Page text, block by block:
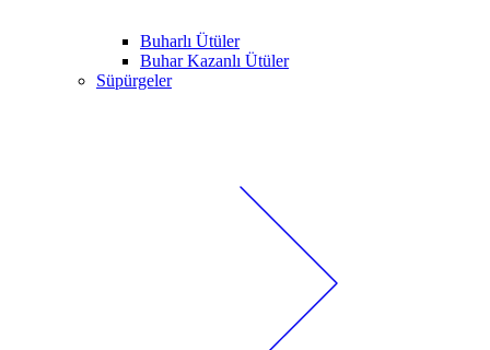
Buharlı Ütüler
Buhar Kazanlı Ütüler
Süpürgeler